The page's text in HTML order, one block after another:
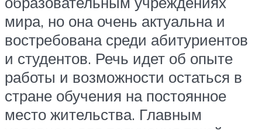
мира, но она очень актуальна и
востребована среди абитуриентов
и студентов. Речь идет об опыте
работы и возможности остаться в
стране обучения на постоянное
место жительства. Главным